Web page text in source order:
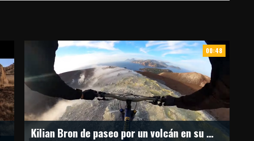
00:48
Kilian Bron de paseo por un volcán en su Montain Bike